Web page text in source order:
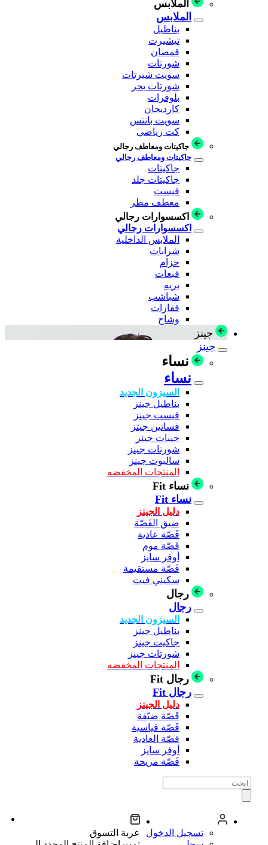
الملابس
الملابس
بناطيل
تيشيرت
قمصان
شورتات
سويت شيرتات
شورتات بحر
بلوفرات
كارديجان
سويت بانتس
كت رياضي
جاكيتات ومعاطف رجالي
جاكيتات ومعاطف رجالي
جاكيتات
جاكيتات جلد
فيست
معطف مطر
اكسسوارات رجالي
اكسسوارات رجالي
الملابس الداخلية
شرابات
حزام
قبعات
بريه
شباشب
قفازات
وشاح
جينز
جينز
نساء
نساء
السيزون الجديد
بناطيل جينز
فيست جينز
فساتين جيتز
جيبات جينز
شورتات جينز
سالبوت جينز
المنتجات المخفضه
نساء Fit
نساء Fit
دليل الجينز
ضيق القَصّة
قَصّة عادية
قَصّة موم
أوفر سايز
قَصّة مستقيمة
سكيني فيت
رجال
رجال
السيزون الجديد
بناطيل جينز
جاكيت جينز
شورتات جينز
المنتجات المخفضه
رجال Fit
رجال Fit
دليل الجينز
قَصّة ضيّقة
قَصّة قياسية
قصّة العادية
أوفر سايز
قَصّة مريحة
تسجيل الدخول
عربة التسوق